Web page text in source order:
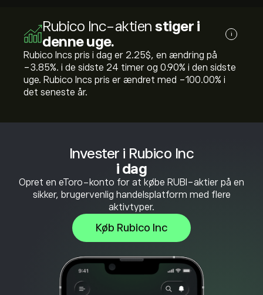
Invester i Rubico Inc
i dag
Opret en eToro-konto for at købe RUBI-aktier på en
sikker, brugervenlig handelsplatform med flere
aktivtyper.
Køb Rubico Inc
Rubico Inc-aktien stiger i
denne uge.
i
Rubico Incs pris i dag er 2.25‎$‎, en ændring på
‎-3.85‎%. i de sidste 24 timer og ‎0.90‎% i den sidste
uge. Rubico Incs pris er ændret med ‎-100.00‎% i
det seneste år.